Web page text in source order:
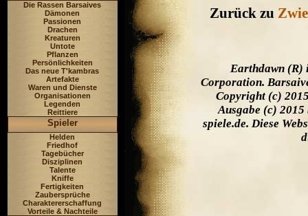
Die Rassen Barsaives
Dämonen
Passionen
Drachen
Kreaturen
Untote
Pflanzen
Persönlichkeiten
Das neue T'kambras
Artefakte
Waren und Dienste
Organisationen
Legenden
Reittiere
Spieler
Helden
Friedhof
Tagebücher
Disziplinen
Talente
Kniffe
Fertigkeiten
Zaubersprüche
Charaktererschaffung
Vorteile & Nachteile
Zurück zu
Earthdawn (R)
Corporation.
Copyright (c)
Ausgabe (c) 2015
spiele.de. Diese